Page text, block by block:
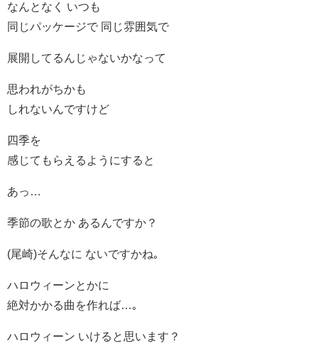
なんとなく いつも
同じパッケージで 同じ雰囲気で
展開してるんじゃないかなって
思われがちかも
しれないんですけど
四季を
感じてもらえるようにすると
あっ…
季節の歌とか あるんですか？
(尾崎)そんなに ないですかね｡
ハロウィーンとかに
絶対かかる曲を作れば…｡
ハロウィーン いけると思います？